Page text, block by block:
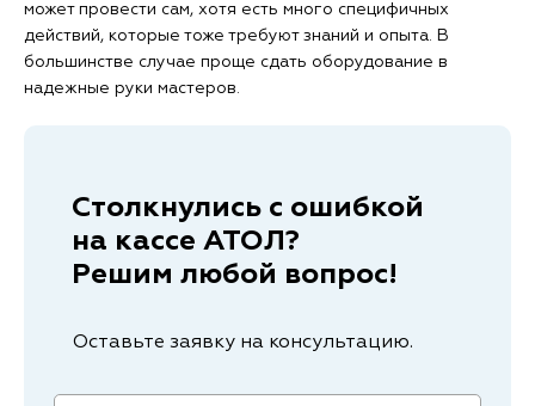
может провести сам, хотя есть много специфичных
действий, которые тоже требуют знаний и опыта. В
большинстве случае проще сдать оборудование в
надежные руки мастеров.
Столкнулись с ошибкой
на кассе АТОЛ?
Решим любой вопрос!
Оставьте заявку на консультацию.